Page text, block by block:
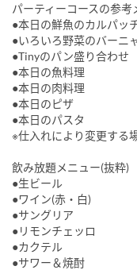
パーティーコースの参考
●本日の鮮魚のカルパッ
●いろいろ野菜のバーニ
●Tinyのパン盛り合わせ
●本日の魚料理
●本日の肉料理
●本日のピザ
●本日のパスタ
※仕入れにより変更する
飲み放題メニュー(抜粋)
●生ビール
●ワイン(赤・白)
●サングリア
●リモンチェッロ
●カクテル
●サワー＆焼酎